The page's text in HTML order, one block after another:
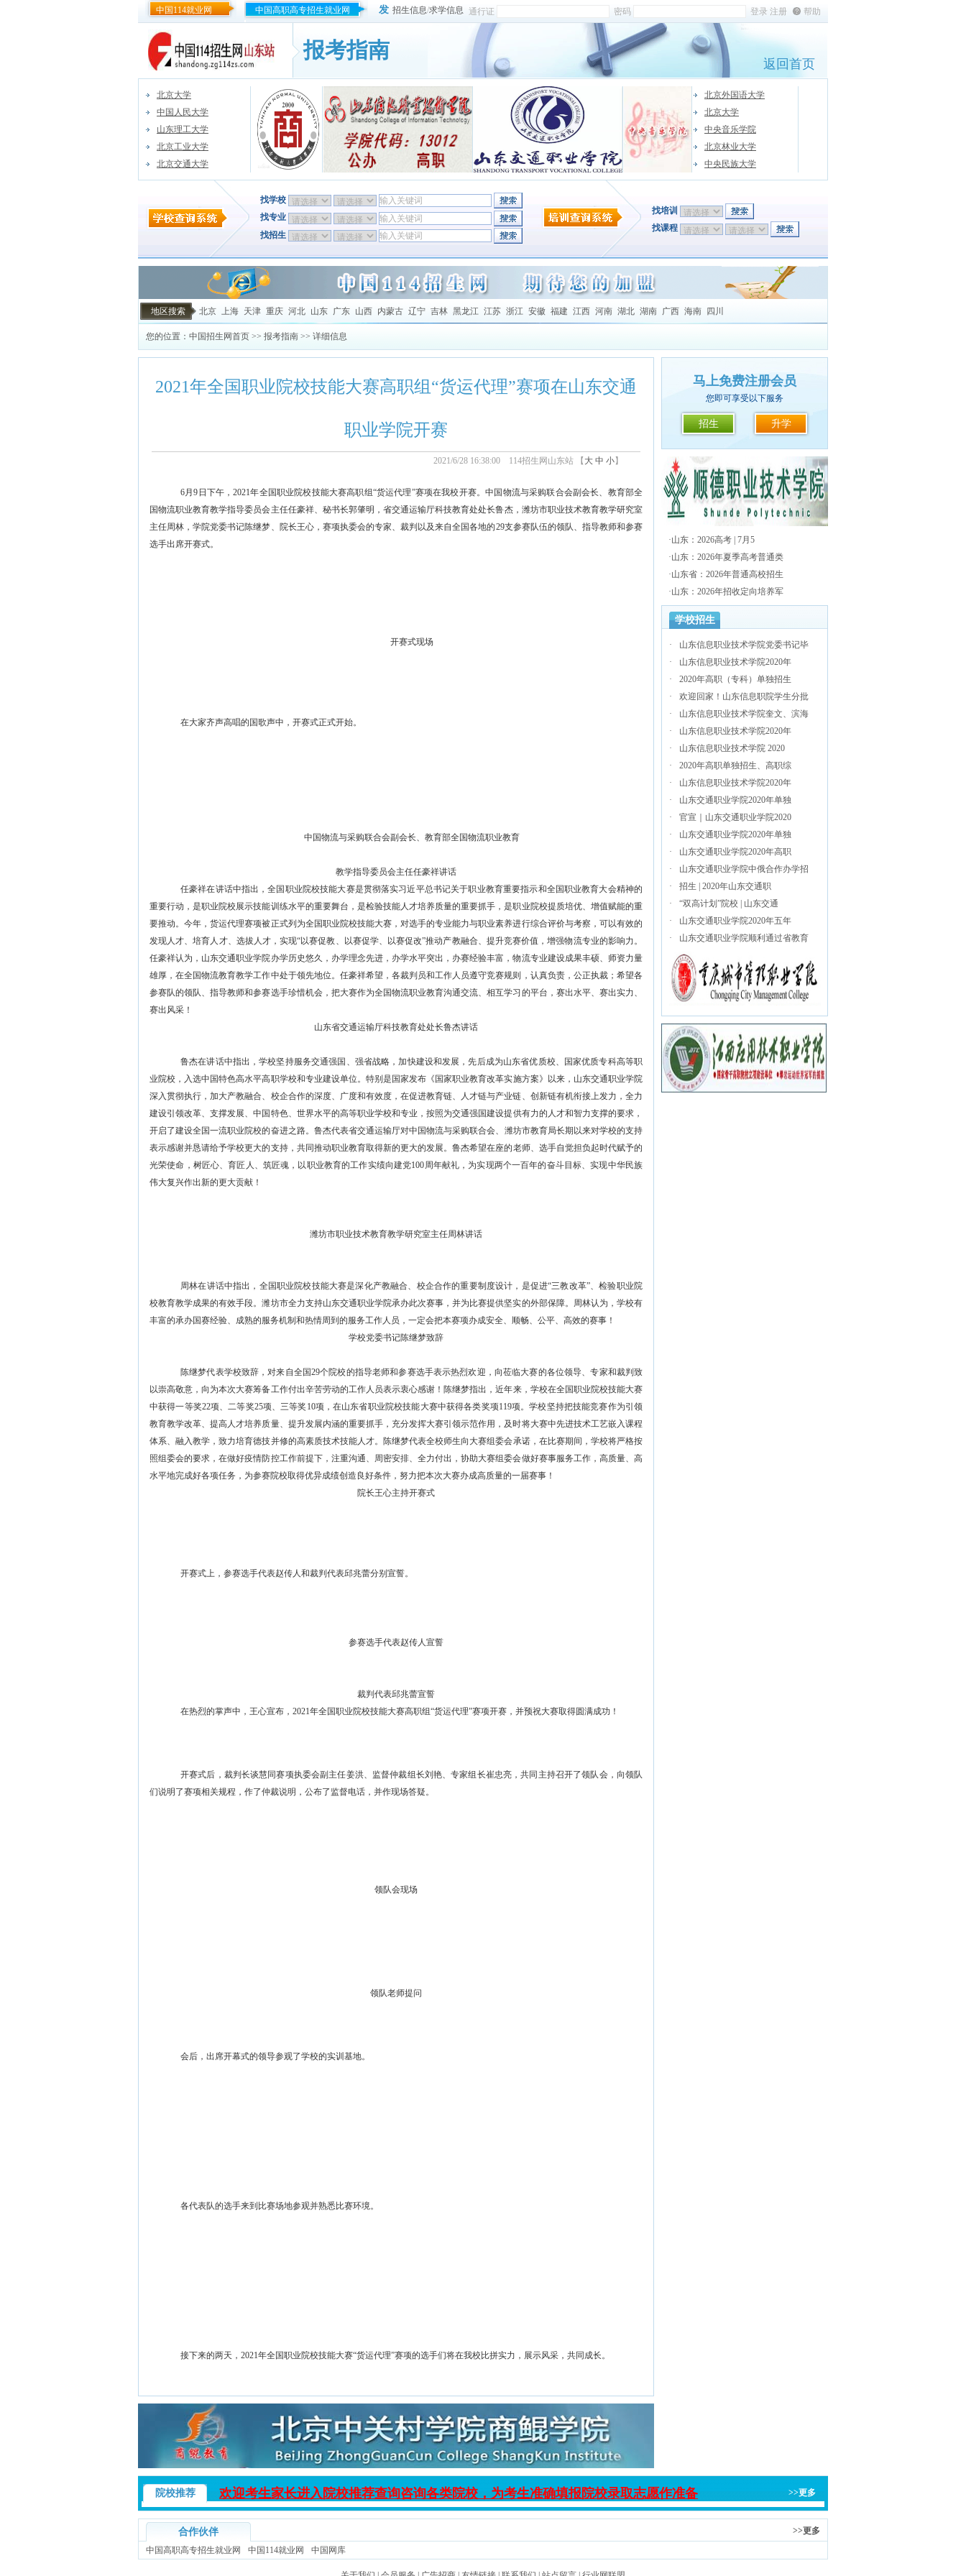
中国114就业网 中国高职高专招生就业网 发 招生信息/求学信息 通行证 密码 帮助
报考指南
返回首页
北京大学
中国人民大学
山东理工大学
北京工业大学
北京交通大学
北京外国语大学
北京大学
中央音乐学院
北京林业大学
中央民族大学
找学校
找专业
找招生
找培训
找课程
地区搜索 北京 上海 天津 重庆 河北 山东 广东 山西 内蒙古 辽宁 吉林 黑龙江 江苏 浙江 安徽 福建 江西 河南 湖北 湖南 广西 海南 四川
您的位置： 中国招生网首页 >> 报考指南 >> 详细信息
2021年全国职业院校技能大赛高职组“货运代理”赛项在山东交通
职业学院开赛
2021/6/28 16:38:00 114招生网山东站 【 大 中 小】
6月9日下午，2021年全国职业院校技能大赛高职组“货运代理”赛项在我校开赛。中国物流与采购联合会副会长、教育部全
国物流职业教育教学指导委员会主任任豪祥、 秘书长郭肇明 ， 省交通运输厅科技教育处处长鲁杰， 潍坊市职业技术教育教学研究室
主任周林 ，学院党委书记陈继梦、 院长王心，赛项执委会的专家、裁判以及来自全国各地的29支参赛队伍的领队、指导教师和参赛
选手出席开赛式。
开赛式现场
在大家齐声高唱的 国歌声中 ， 开赛式正式开始。
中国物流与采购联合会副会长、教育部全国物流职业教育
教学指导委员会主任任豪祥讲话
任豪祥在讲话中指出，全国职业院校技能大赛是贯彻落实习近平总书记关于职业教育重要指示和全国职业教育大会精神的
重要行动，是职业院校展示技能训练水平的重要舞台，是检验技能人才培养质量的重要抓手，是职业院校提质培优、增值赋能的重
要推动。今年，货运代理赛项被正式列为全国职业院校技能大赛，对选手的专业能力与职业素养进行综合评价与考察，可以有效的
发现人才、培育人才、选拔人才，实现“以赛促教、以赛促学、以赛促改”推动产教融合、提升竞赛价值，增强物流专业的影响力。
任豪祥认为，山东交通职业学院办学历史悠久，办学理念先进，办学水平突出，办赛经验丰富，物流专业建设成果丰硕、师资力量
雄厚，在全国物流教育教学工作中处于领先地位。任豪祥希望，各裁判员和工作人员遵守竞赛规则，认真负责，公正执裁；希望各
参赛队的领队、指导教师和参赛选手珍惜机会，把大赛作为全国物流职业教育沟通交流、相互学习的平台，赛出水平、赛出实力、
赛出风采！
山东省交通运输厅科技教育处处长鲁杰讲话
鲁杰在讲话中指出，学校坚持服务交通强国、强省战略，加快建设和发展，先后成为山东省优质校、
国家优质专科高等职
业院校，入选中国特色高水平高职学校和专业建设单位。 特别是国家发布 《国家职业教育改革实施方案》以来，山东交通职业学院
深入贯彻执行，加大产教融合、校企合作的深度、广度和有效度，在促进教育链、人才链与产业链、创新链有机衔接上发力，全力
建设引领改革、支撑发展、中国特色、世界水平的高等职业学校和专业，按照为交通强国建设提供有力的 人才和智力支撑的要求，
开启了建设全国一流职业院校的奋进之路。 鲁杰代表省交通运输厅对中国物流与采购联合会、潍坊市教育局长期以来对学校的支持
表示感谢并恳请给予学校更大的支持， 共同推动职业教育取得新的更大的发展。鲁杰希望在座的老师、选手自觉担负起时代赋予的
光荣使命，树匠心、育匠人、筑匠魂，以职业教育的工作实绩向建党100周年献礼，为实现两个一百年的奋斗目标、实现中华民族
伟大复兴作出新的更大贡献 ！
潍坊市职业技术教育教学研究室主任周林讲话
周林在讲话中指出，全国职业院校技能大赛是深化产教融合、校企合作的重要制度设计，是促进“三教改革”、检验职业院
校教育教学成果的有效手段。潍坊市全力支持山东交通职业学院承办此次赛事，并为比赛提供坚实的外部保障。周林认为，学校有
丰富的承办国赛经验、成熟的服务机制和热情周到的服务工作人员，一定会把本赛项办成安全、顺畅、公平、高效的赛事！
学校党委书记陈继梦致辞
陈继梦代表学校致辞 ，对来自全国29个院校的指导老师和参赛选手表示热烈欢迎 ， 向莅临大赛的各位领导、专家和裁判致
以崇高敬意 ，向为本次大赛筹备工作付出辛苦劳动的工作人员表示衷心感谢！ 陈继梦指出，近年来， 学校在全国职业院校技能大赛
中获得一等奖22项、二等奖25项、三等奖 10项，在山东省职业院校技能大赛中获得各类奖项119项。学校坚持把技能竞赛作为引领
教育教学改革、提高人才培养质量、提升发展内涵的重要抓手，充分发挥大赛引领示范作用，及时将大赛中先进技术工艺嵌入课程
体系、融入教学，致力培育德技并修的高素质技术技能人才。 陈继梦代表全校师生向大赛组委会承诺，在比赛期间， 学校将严格按
照组委会的要求，在做好疫情防控工作前提下，注重沟通、周密安排、全力付出，协助大赛组委会做好赛事服务工作，高质量、高
水平地完成好各项任务，为参赛院校取得优异成绩创造良好条件， 努力把本次大赛办成高质量的一届赛事 ！
院长王心主持开赛式
开赛式上， 参赛选手代表赵传人和裁判代表邱兆蕾分别 宣誓。
参赛选手代表赵传人宣誓
裁判代表邱兆蕾宣誓
在热烈的掌声中 ， 王心宣布， 2021年全国职业院校技能大赛高职组“货运代理”赛项开赛， 并预祝大赛取得圆满成功！
开赛式后， 裁判长谈慧同赛项执委会副主任姜洪、 监督仲裁组长刘艳、专家组长崔忠亮，共同主持召开了领队会， 向领队
们说明了赛项相关规程 ，作了仲裁说明 ， 公布了监督电话 ， 并作现场答疑。
领队会现场
领队老师提问
会后， 出席开幕式的领导参观了学校的实训基地。
各代表队的选手来到比赛场地参观并熟悉比赛环境。
接下来的两天， 2021年全国职业院校技能大赛“货运代理”赛项的选手们将在我校比拼实力 ，展示风采， 共同成长。
马上免费注册会员
您即可享受以下服务
招生 升学
·山东：2026高考 | 7月5
·山东：2026年夏季高考普通类
·山东省：2026年普通高校招生
·山东：2026年招收定向培养军
学校招生
·
山东信息职业技术学院党委书记毕
·
山东信息职业技术学院2020年
·
2020年高职（专科）单独招生
·
欢迎回家！山东信息职院学生分批
·
山东信息职业技术学院奎文、滨海
·
山东信息职业技术学院2020年
·
山东信息职业技术学院 2020
·
2020年高职单独招生、高职综
·
山东信息职业技术学院2020年
·
山东交通职业学院2020年单独
·
官宣｜山东交通职业学院2020
·
山东交通职业学院2020年单独
·
山东交通职业学院2020年高职
·
山东交通职业学院中俄合作办学招
·
招生 | 2020年山东交通职
·
“双高计划”院校 | 山东交通
·
山东交通职业学院2020年五年
·
山东交通职业学院顺利通过省教育
院校推荐 欢迎考生家长进入院校推荐查询咨询各类院校，为考生准确填报院校录取志愿作准备 >>更多
合作伙伴
>>更多
中国高职高专招生就业网
中国114就业网 中国网库